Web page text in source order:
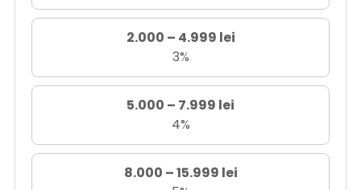
2.000 – 4.999 lei
3%
5.000 – 7.999 lei
4%
8.000 – 15.999 lei